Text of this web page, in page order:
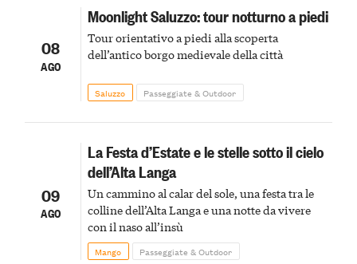
08
AGO
Moonlight Saluzzo: tour notturno a piedi
Tour orientativo a piedi alla scoperta
dell’antico borgo medievale della città
Saluzzo Passeggiate & Outdoor
09
AGO
La Festa d’Estate e le stelle sotto il cielo
dell’Alta Langa
Un cammino al calar del sole, una festa tra le
colline dell’Alta Langa e una notte da vivere
con il naso all’insù
Mango Passeggiate & Outdoor